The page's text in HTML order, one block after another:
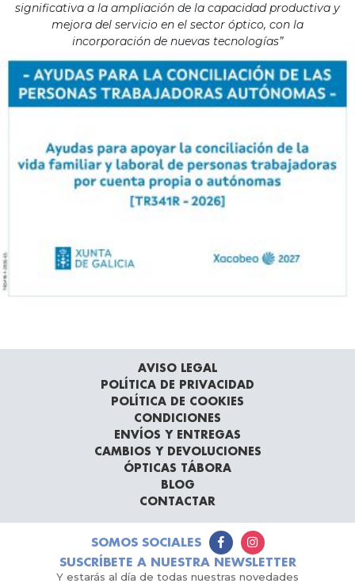
significativa a la ampliación de la capacidad productiva y
mejora del servicio en el sector óptico, con la
incorporación de nuevas tecnologías”
AVISO LEGAL
POLÍTICA DE PRIVACIDAD
POLÍTICA DE COOKIES
CONDICIONES
ENVÍOS Y ENTREGAS
CAMBIOS Y DEVOLUCIONES
ÓPTICAS TÁBORA
BLOG
CONTACTAR
SOMOS SOCIALES
SUSCRÍBETE A NUESTRA NEWSLETTER
Y estarás al día de todas nuestras novedades